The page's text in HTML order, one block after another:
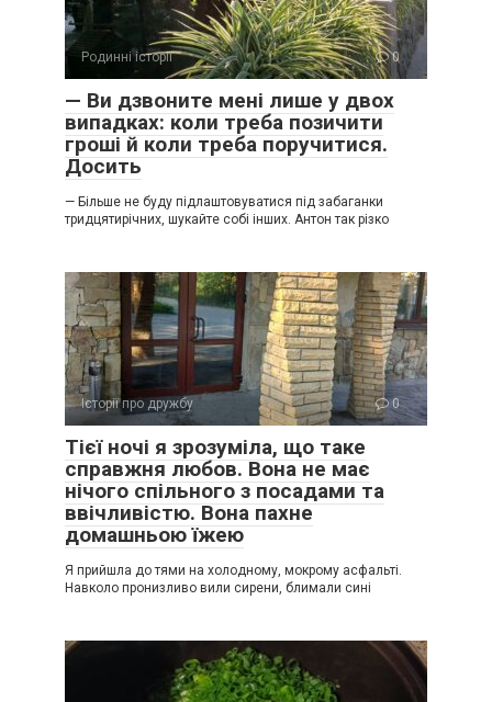
Родинні історії 0
— Ви дзвоните мені лише у двох
випадках: коли треба позичити
гроші й коли треба поручитися.
Досить
— Більше не буду підлаштовуватися під забаганки
тридцятирічних, шукайте собі інших. Антон так різко
Історії про дружбу 0
Тієї ночі я зрозуміла, що таке
справжня любов. Вона не має
нічого спільного з посадами та
ввічливістю. Вона пахне
домашньою їжею
Я прийшла до тями на холодному, мокрому асфальті.
Навколо пронизливо вили сирени, блимали сині